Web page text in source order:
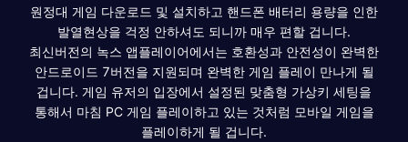
원정대 게임 다운로드 및 설치하고 핸드폰 배터리 용량을 인한
발열현상을 걱정 안하셔도 되니까 매우 편할 겁니다.
최신버전의 녹스 앱플레이어에서는 호환성과 안전성이 완벽한
안드로이드 7버전을 지원되며 완벽한 게임 플레이 만나게 될
겁니다. 게임 유저의 입장에서 설정된 맞춤형 가상키 세팅을
통해서 마침 PC 게임 플레이하고 있는 것처럼 모바일 게임을
플레이하게 될 겁니다.